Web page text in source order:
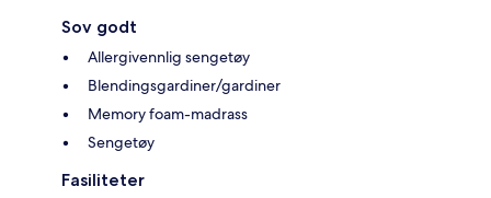
Sov godt
Allergivennlig sengetøy
Blendingsgardiner/gardiner
Memory foam-madrass
Sengetøy
Fasiliteter